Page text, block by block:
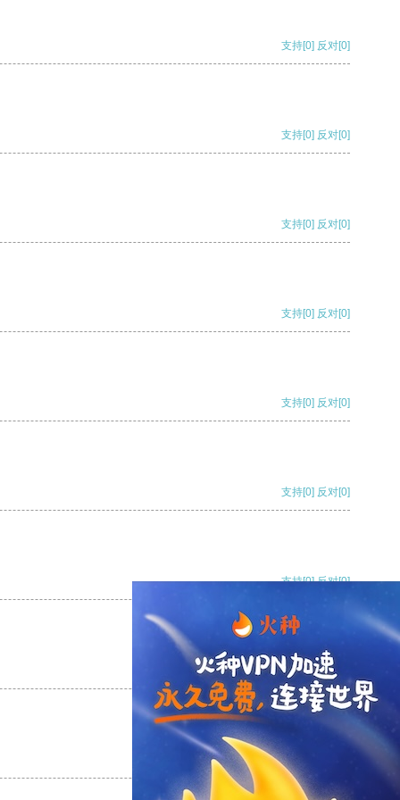
支持[0] 反对[0]
支持[0] 反对[0]
支持[0] 反对[0]
支持[0] 反对[0]
支持[0] 反对[0]
支持[0] 反对[0]
支持[0] 反对[0]
支持[0] 反对
支持